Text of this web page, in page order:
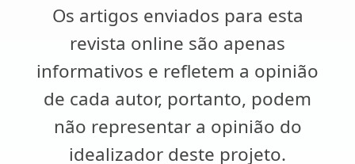
Os artigos enviados para esta
revista online são apenas
informativos e refletem a opinião
de cada autor, portanto, podem
não representar a opinião do
idealizador deste projeto.